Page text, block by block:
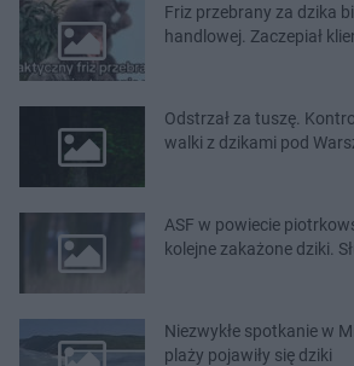
Friz przebrany za dzika
handlowej. Zaczepiał
Odstrzał za tuszę.
walki z dzikami pod
ASF w powiecie
kolejne zakażone dziki.
Niezwykłe spotkanie w
plaży pojawiły się dziki